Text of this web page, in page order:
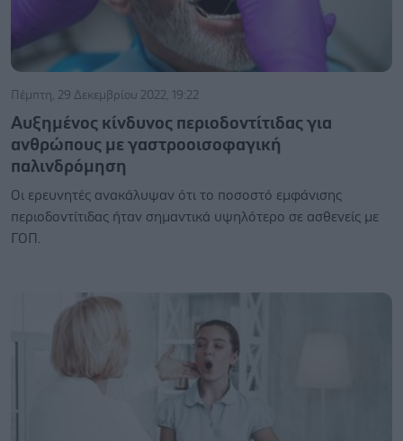
Πέμπτη, 29 Δεκεμβρίου 2022, 19:22
Αυξημένος κίνδυνος περιοδοντίτιδας για
ανθρώπους με γαστροοισοφαγική
παλινδρόμηση
Οι ερευνητές ανακάλυψαν ότι το ποσοστό εμφάνισης
περιοδοντίτιδας ήταν σημαντικά υψηλότερο σε ασθενείς με
ΓΟΠ.